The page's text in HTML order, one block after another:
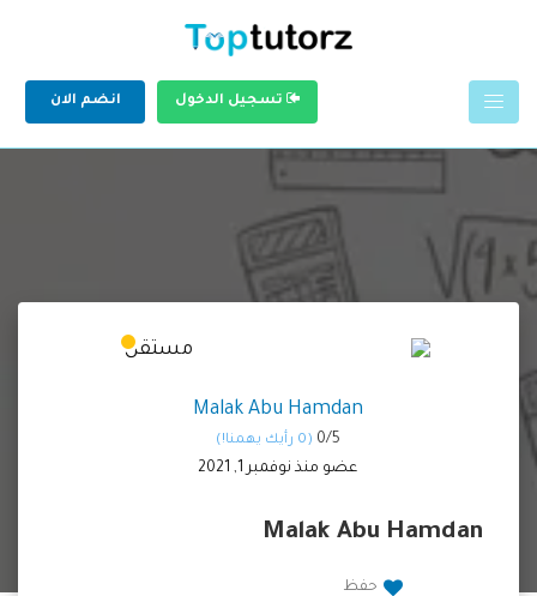
تسجيل الدخول انضم الان
Malak Abu Hamdan
0/5 (0 رأيك يهمنا!)
عضو منذ نوفمبر 1, 2021
Malak Abu Hamdan
حفظ